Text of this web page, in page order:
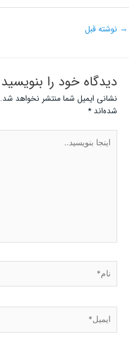
→ نوشته قبل
دیدگاه‌ خود را بنویسید
نشانی ایمیل شما منتشر نخواهد شد.
شده‌اند*
بنویسید..